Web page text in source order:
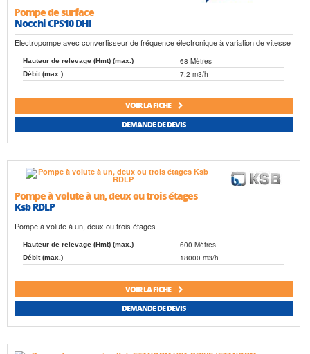
Pompe de surface
Nocchi CPS10 DHI
Electropompe avec convertisseur de fréquence électronique à variation de vitesse
Hauteur de relevage (Hmt) (max.) 68 Mètres
Débit (max.) 7.2 m3/h
VOIR LA FICHE
DEMANDE DE DEVIS
Pompe à volute à un, deux ou trois étages
Ksb RDLP
Pompe à volute à un, deux ou trois étages
Hauteur de relevage (Hmt) (max.) 600 Mètres
Débit (max.) 18000 m3/h
VOIR LA FICHE
DEMANDE DE DEVIS